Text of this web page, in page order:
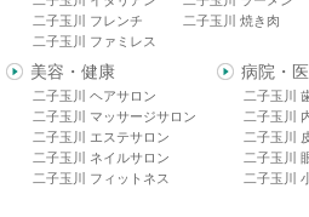
二子玉川 フレンチ
二子玉川 ファミレス
二子玉川 焼き肉
美容・健康
二子玉川 ヘアサロン
二子玉川 マッサージサロン
二子玉川 エステサロン
二子玉川 ネイルサロン
二子玉川 フィットネス
病院・
二子玉川
二子玉川
二子玉川
二子玉川
二子玉川